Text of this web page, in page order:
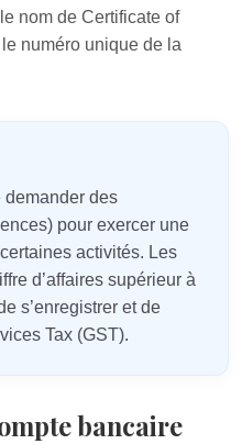
nom de Certificate of
numéro unique de la
demander des
pour exercer une
activités. Les
d’affaires supérieur à
s’enregistrer et de
Tax (GST).
bancaire